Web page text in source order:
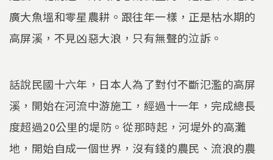
廣大魚塭和零星農耕。跟往年一樣，正是枯水期的
高屏溪，不見凶惡大浪，只有無聲的泣訴。
話說民國十六年，日本人為了對付不斷氾濫的高屏
溪，開始在河流中游施工，經過十一年，完成總長
度超過20公里的堤防。從那時起，河堤外的高灘
地，開始自成一個世界，沒有錢的農民、流浪的農